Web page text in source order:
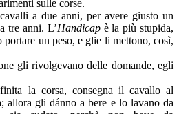
sulle corse.
a due anni, per avere giusto un
tre anni. L’Handicapè la più stupida,
un peso, e glie li mettono, così,
gli rivolgevano delle domande, egli
la corsa, consegna il cavallo al
allora gli dánno a bere e lo lavano da